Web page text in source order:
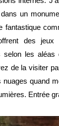
un
fantastique
des jeux
selon les
de la visiter
nuages quand
Entrée